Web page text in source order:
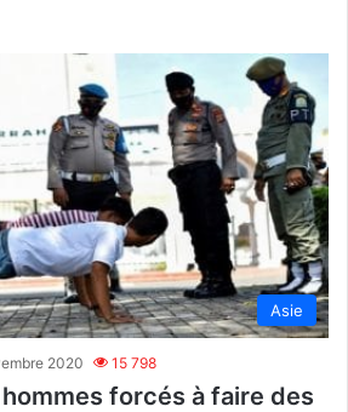
Asie
2020 15 798
forcés à faire des